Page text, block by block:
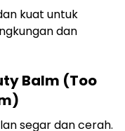
kuat untuk
dan
Balm (Too
segar dan cerah.